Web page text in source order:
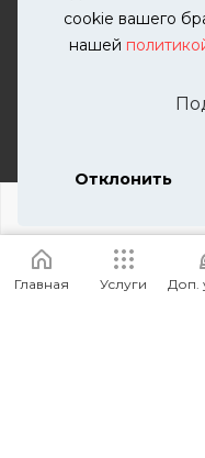
cookie вашего
нашей
Отклонить
г.
автомобилей. Вся
Главная Услуги Доп.